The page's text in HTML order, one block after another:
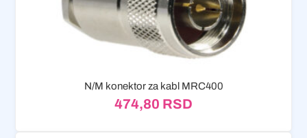
N/M konektor za kabl MRC400
474,80 RSD